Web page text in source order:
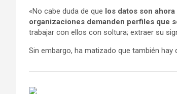
«No cabe duda de que los datos son
organizaciones demanden perfiles que
trabajar con ellos con soltura; extraer su
Sin embargo, ha matizado que también